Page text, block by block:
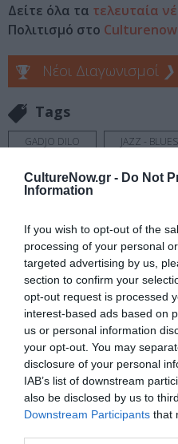
CultureNow.gr - Do Not
Information
If you wish to opt-out of the
processing of your personal
targeted advertising by us,
section to confirm your
opt-out request is processed
interest-based ads based on
us or personal information
your opt-out. You may
disclosure of your personal
IAB’s list of downstream
also be disclosed by us to
Downstream Participants that
Δείτε όλα τα τελευταία
Πολιτισμό στο
Νέοι Διαγωνισμοί ❯
Tags
GADJO DILO
JAZZ -
Κάθε βδομάδα στο e-mail
την Τέχνη και τον
Ακολουθήστε